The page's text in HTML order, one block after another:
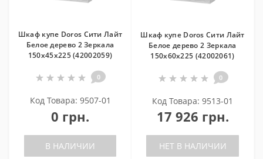
Шкаф купе Doros Сити Лайт
Белое дерево 2 Зеркала
150х45х225 (42002059)
0
Код Товара: 9507-01
0 грн.
В НАЛИЧИИ
Шкаф купе Doros Сити Лайт
Белое дерево 2 Зеркала
150х60х225 (42002061)
0
Код Товара: 9513-01
17 926 грн.
НЕТ В НАЛИЧИИ